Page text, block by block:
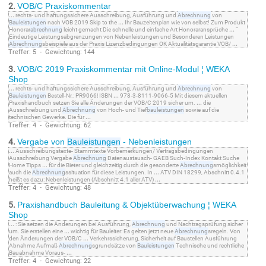
2. VOB/C Praxiskommentar
... rechts- und haftungssichere Ausschreibung, Ausführung und Abrechnung von
Bauleistungen nach VOB 2019 Skip to the ... Ihr Bauzeitenplan wie von selbst! Zum Produkt
Honorarabrechnung leicht gemacht Die schnelle und einfache Art Honoraransprüche ... “
Eindeutige Leistungsabgrenzungen von Nebenleistungen und Besonderen Leistungen
Abrechnungsbeispiele aus der Praxis Lizenzbedingungen OK Aktualitätsgarantie VOB/ ...
Treffer: 5 - Gewichtung: 144
3. VOB/C 2019 Praxiskommentar mit Online-Modul ¦ WEKA
Shop
... rechts- und haftungssichere Ausschreibung, Ausführung und Abrechnung von
Bauleistungen Bestell-Nr.: PR9066¦ ISBN ... 978-3-8111-9066-5 Mit diesem aktuellen
Praxishandbuch setzen Sie alle Änderungen der VOB/C 2019 sicher um. ... die
Ausschreibung und Abrechnung von Hoch- und Tiefbauleistungen sowie auf die
technischen Gewerke. Die für ...
Treffer: 4 - Gewichtung: 62
4. Vergabe von Bauleistungen - Nebenleistungen
... Ausschreibungstexte- Stammtexte Vorbemerkungen/ Vertragsbedingungen
Ausschreibung VergabeAbrechnung Datenaustausch- GAEB Such-Index Kontakt Suche
Home Tipps ... für die Bieter und gleichzeitig durch die gesonderteAbrechnungsmöglichkeit
auch dieAbrechnungssituation für diese Leistungen. In ... ATV DIN 18299, Abschnitt 0.4.1
heißt es dazu: Nebenleistungen (Abschnitt 4.1 aller ATV) ...
Treffer: 4 - Gewichtung: 48
5. Praxishandbuch Bauleitung & Objektüberwachung ¦ WEKA
Shop
... : Sie setzen die Änderungen bei Ausführung,Abrechnung und Nachtragsprüfung sicher
um. Sie erstellen eine ... wichtig für Bauleiter: Es gelten jetzt neueAbrechnungsregeln. Von
den Änderungen der VOB/C ... Verkehrssicherung, Sicherheit auf Baustellen Ausführung
Abnahme AufmaßAbrechnungsgrundsätze von Bauleistungen Technische und rechtliche
Bauabnahme Voraus- ...
Treffer: 4 - Gewichtung: 22